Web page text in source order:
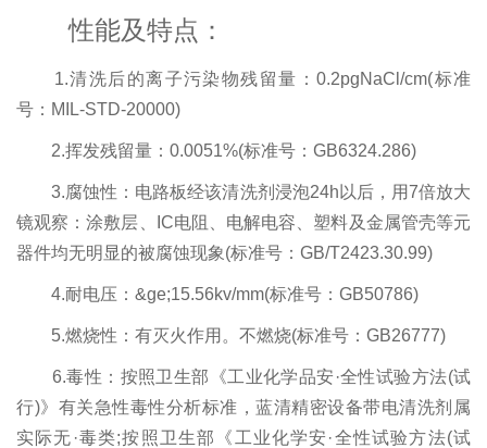
性能及特点：
1.清洗后的离子污染物残留量：0.2pgNaCl/cm(标准
号：MIL-STD-20000)
2.挥发残留量：0.0051%(标准号：GB6324.286)
3.腐蚀性：电路板经该清洗剂浸泡24h以后，用7倍放大
镜观察：涂敷层、IC电阻、电解电容、塑料及金属管壳等元
器件均无明显的被腐蚀现象(标准号：GB/T2423.30.99)
4.耐电压：&ge;15.56kv/mm(标准号：GB50786)
5.燃烧性：有灭火作用。不燃烧(标准号：GB26777)
6.毒性：按照卫生部《工业化学品安·全性试验方法(试
行)》有关急性毒性分析标准，蓝清精密设备带电清洗剂属
实际无·毒类;按照卫生部《工业化学安·全性试验方法(试